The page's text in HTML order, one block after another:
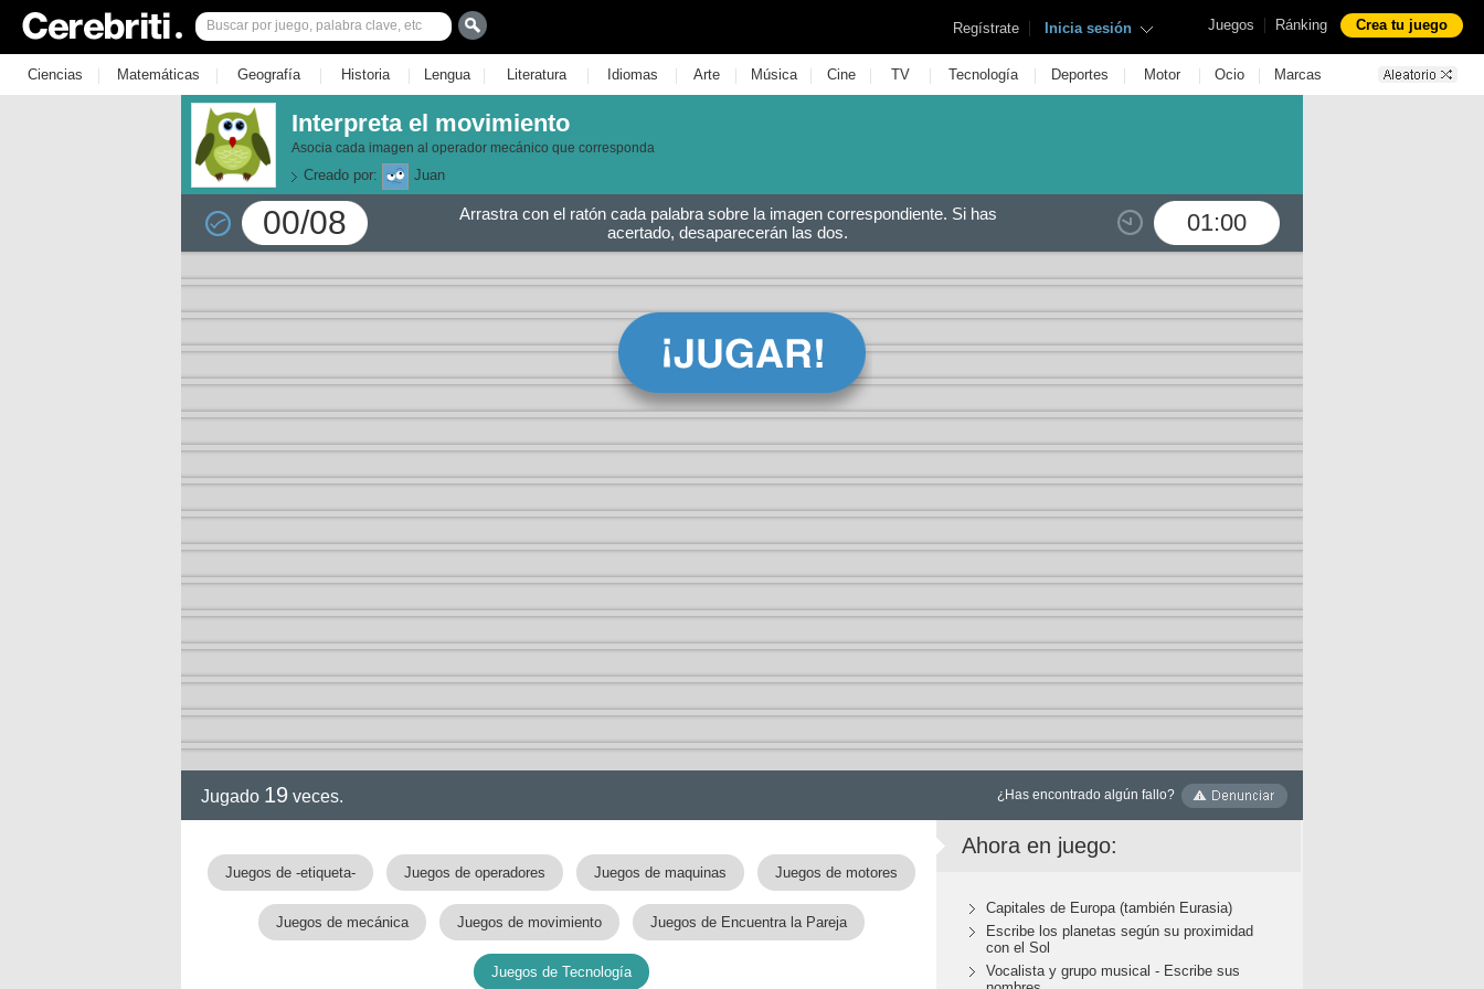
Juegos | Ránking Crea tu juego
Regístrate | Inicia sesión
Ciencias | Matemáticas | Geografía | Historia | Lengua | Literatura | Idiomas | Arte | Música | Cine | TV | Tecnología | Deportes | Motor | Ocio | Marcas
Interpreta el movimiento
Asocia cada imagen al operador mecánico que corresponda
Creado por: Juan
00/08 01:00
Arrastra con el ratón cada palabra sobre la imagen correspondiente. Si has
acertado, desaparecerán las dos.
Jugado 19 veces. ¿Has encontrado algún fallo?
Juegos de -etiqueta- Juegos de operadores Juegos de maquinas Juegos de motores
Juegos de mecánica Juegos de movimiento Juegos de Encuentra la Pareja
Juegos de Tecnología
Ahora en juego:
Capitales de Europa (también Eurasia)
Escribe los planetas según su proximidad
con el Sol
Vocalista y grupo musical - Escribe sus